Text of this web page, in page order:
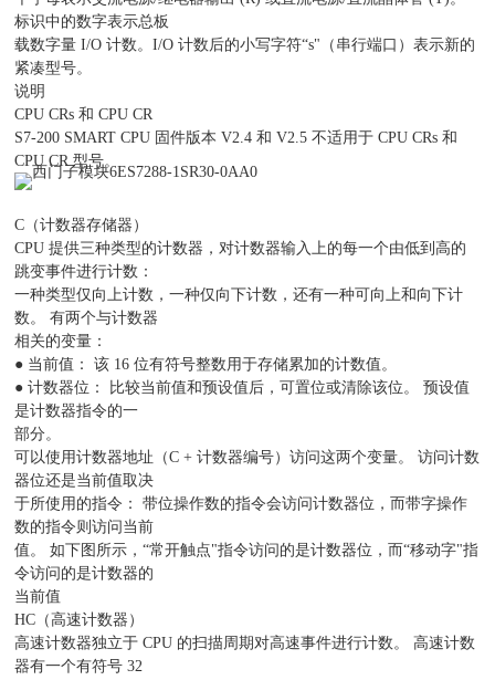
标识中的数字表示总板
载数字量 I/O 计数。I/O 计数后的小写字符“s"（串行端口）表示新的
紧凑型号。
说明
CPU CRs 和 CPU CR
S7-200 SMART CPU 固件版本 V2.4 和 V2.5 不适用于 CPU CRs 和
CPU CR 型号。
C（计数器存储器）
CPU 提供三种类型的计数器，对计数器输入上的每一个由低到高的
跳变事件进行计数：
一种类型仅向上计数，一种仅向下计数，还有一种可向上和向下计
数。 有两个与计数器
相关的变量：
● 当前值： 该 16 位有符号整数用于存储累加的计数值。
● 计数器位： 比较当前值和预设值后，可置位或清除该位。 预设值
是计数器指令的一
部分。
可以使用计数器地址（C + 计数器编号）访问这两个变量。 访问计数
器位还是当前值取决
于所使用的指令： 带位操作数的指令会访问计数器位，而带字操作
数的指令则访问当前
值。 如下图所示，“常开触点"指令访问的是计数器位，而“移动字"指
令访问的是计数器的
当前值
HC（高速计数器）
高速计数器独立于 CPU 的扫描周期对高速事件进行计数。 高速计数
器有一个有符号 32